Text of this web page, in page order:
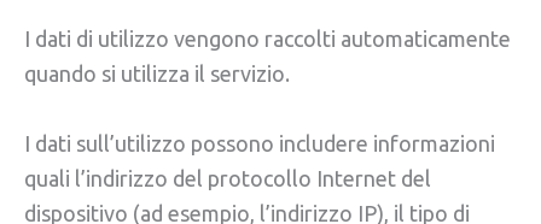
I dati di utilizzo vengono raccolti automaticamente
quando si utilizza il servizio.
I dati sull’utilizzo possono includere informazioni
quali l’indirizzo del protocollo Internet del
dispositivo (ad esempio, l’indirizzo IP), il tipo di